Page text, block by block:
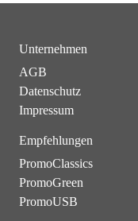
Unternehmen
AGB
Datenschutz
Impressum
Empfehlungen
PromoClassics
PromoGreen
PromoUSB